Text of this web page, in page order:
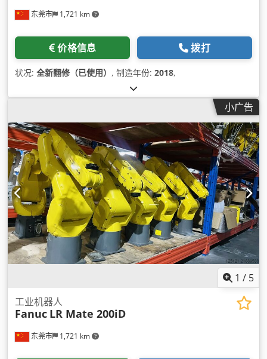
东莞市 1,721 km
价格信息 拨打
状况: 全新翻修（已使用） , 制造年份: 2018,
小广告
1 / 5
东莞市 1,721 km
工业机器人
Fanuc LR Mate 200iD